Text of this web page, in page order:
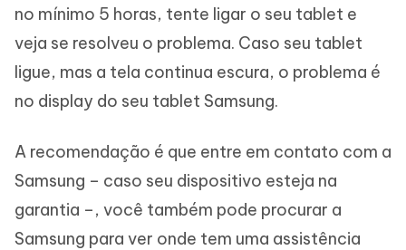
no mínimo 5 horas, tente ligar o seu tablet e
veja se resolveu o problema. Caso seu tablet
ligue, mas a tela continua escura, o problema é
no display do seu tablet Samsung.
A recomendação é que entre em contato com a
Samsung – caso seu dispositivo esteja na
garantia –, você também pode procurar a
Samsung para ver onde tem uma assistência